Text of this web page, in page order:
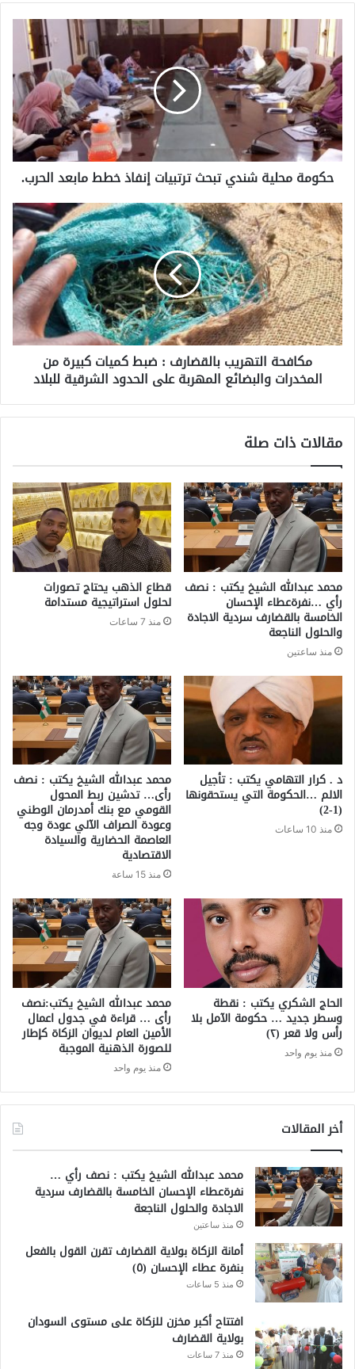
حكومة محلية شندي تبحث ترتبيات إنفاذ خطط مابعد الحرب.
مكافحة التهريب بالقضارف : ضبط كميات كبيرة من
المخدرات والبضائع المهربة على الحدود الشرقية للبلاد
مقالات ذات صلة
محمد عبدالله الشيخ يكتب : نصف
رأي …نفرةعطاء الإحسان
الخامسة بالقضارف سردية الاجادة
والحلول الناجعة
منذ ساعتين
قطاع الذهب يحتاج تصورات
لحلول استراتيجية مستدامة
منذ 7 ساعات
د . كرار التهامي يكتب : تأجيل
الالم …الحكومة التي يستحقونها
(1-2)
منذ 10 ساعات
محمد عبدالله الشيخ يكتب : نصف
رأى… تدشين ربط المحول
القومي مع بنك أمدرمان الوطني
وعودة الصراف الآلي عودة وجه
العاصمة الحضارية والسيادة
الاقتصادية
منذ 15 ساعة
الحاج الشكري يكتب : نقطة
وسطر جديد … حكومة الآمل بلا
رأس ولا قعر (٢)
منذ يوم واحد
محمد عبدالله الشيخ يكتب:نصف
رأى … قراءة في جدول اعمال
الأمين العام لديوان الزكاة كإطار
للصورة الذهنية الموجبة
منذ يوم واحد
أخر المقالات
محمد عبدالله الشيخ يكتب : نصف رأي …
نفرةعطاء الإحسان الخامسة بالقضارف سردية
الاجادة والحلول الناجعة
منذ ساعتين
أمانة الزكاة بولاية القضارف تقرن القول بالفعل
بنفرة عطاء الإحسان (٥)
منذ 5 ساعات
افتتاح أكبر مخزن للزكاة على مستوى السودان
بولاية القضارف
منذ 7 ساعات